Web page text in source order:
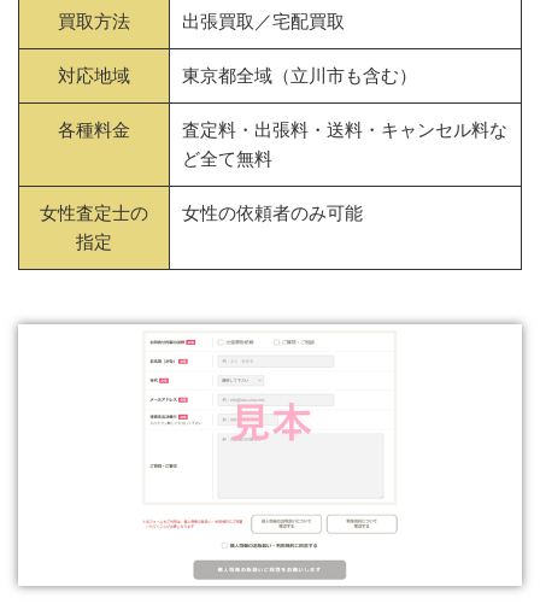
買取方法 出張買取／宅配買取
対応地域 東京都全域（立川市も含む）
各種料金
査定料・出張料・送料・キャンセル料な
ど全て無料
女性査定士の
指定
女性の依頼者のみ可能